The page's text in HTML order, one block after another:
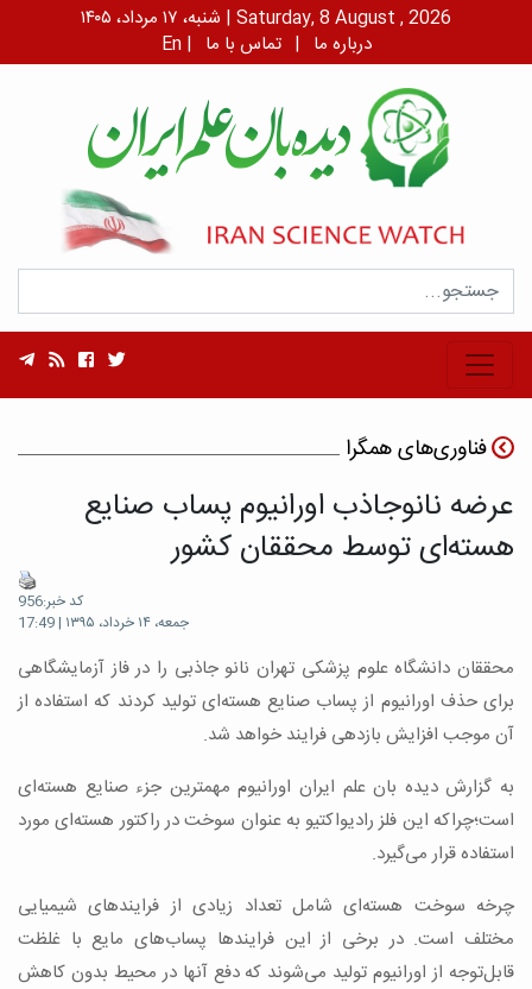
شنبه، ۱۷ مرداد، ۱۴۰۵ | Saturday, 8 August , 2026
En | درباره ما | تماس با ما
فناوری‌های همگرا
عرضه نانوجاذب اورانیوم پساب صنایع
هسته‌ای توسط محققان کشور
کد خبر:956
جمعه، ۱۴ خرداد، ۱۳۹۵ | 17:49
محققان دانشگاه علوم پزشکی تهران نانو جاذبی را در فاز آزمایشگاهی
برای حذف اورانیوم از پساب صنایع هسته‌ای تولید کردند که استفاده از
آن موجب افزایش بازدهی فرایند خواهد شد.
به گزارش دیده بان علم ایران اورانیوم مهمترین جزء صنایع هسته‌ای
است؛چراکه این فلز رادیواکتیو به ‌عنوان سوخت در راکتور هسته‌ای مورد
استفاده قرار می‌گیرد.
چرخه‌ سوخت هسته‌ای شامل تعداد زیادی از فرایندهای شیمیایی
مختلف است. در برخی از این فرایندها پساب‌های مایع با غلظت
قابل‌توجه از اورانیوم تولید می‌شوند که دفع آنها در محیط بدون کاهش